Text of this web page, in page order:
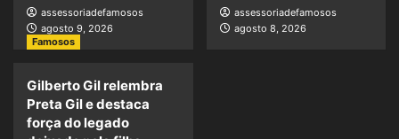
assessoriadefamosos
agosto 9, 2026
assessoriadefamosos
agosto 8, 2026
Famosos
Gilberto Gil relembra
Preta Gil e destaca
força do legado